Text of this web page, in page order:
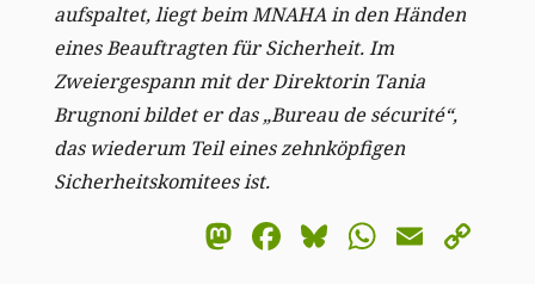
aufspaltet, liegt beim MNAHA in den Händen
eines Beauftragten für Sicherheit. Im
Zweiergespann mit der Direktorin Tania
Brugnoni bildet er das „Bureau de sécurité“,
das wiederum Teil eines zehnköpfigen
Sicherheitskomitees ist.
Mastodon
Facebook
BlueskyEmail